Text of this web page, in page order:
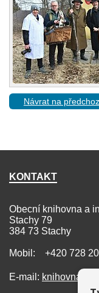
Návrat na
KONTAKT
Obecní knihovna a
Stachy 79
384 73 Stachy
Mobil: +420 728
E-mail: